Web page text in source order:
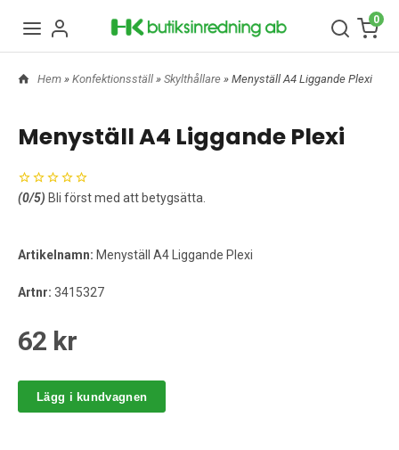
0
Hem » Konfektionsställ » Skylthållare » Menyställ A4 Liggande Plexi
Menyställ A4 Liggande Plexi
(0/5) Bli först med att betygsätta.
Artikelnamn: Menyställ A4 Liggande Plexi
Artnr: 3415327
62 kr
Lägg i kundvagnen